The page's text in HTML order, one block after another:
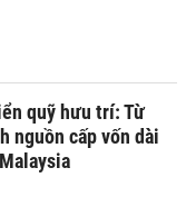
quỹ hưu trí: Từ
nguồn cấp vốn dài